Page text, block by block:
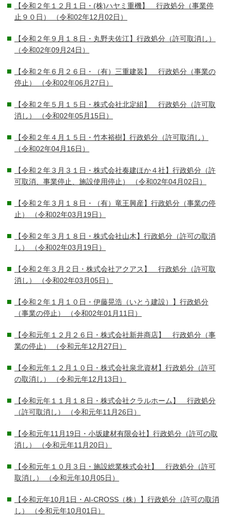
【令和２年１２月１日・(株)ハヤミ重機】 行政処分（事業停
止９０日）
（令和02年12月02日）
【令和２年９月１８日・丸野夫佐江】行政処分（許可取消し）
（令和02年09月24日）
【令和２年６月２６日・（有）三重建装】 行政処分（事業の
停止）
（令和02年06月27日）
【令和２年５月１５日・株式会社北定組】 行政処分（許可取
消し）
（令和02年05月15日）
【令和２年４月１５日・竹本裕樹】行政処分（許可取消し）
（令和02年04月16日）
【令和２年３月３１日・株式会社奏建ほか４社】行政処分（許
可取消、事業停止、施設使用停止）
（令和02年04月02日）
【令和２年３月１８日・（有）竜王興産】行政処分（事業の停
止）
（令和02年03月19日）
【令和２年３月１８日・株式会社山木】行政処分（許可の取消
し）
（令和02年03月19日）
【令和２年３月２日・株式会社アクアス】 行政処分（許可取
消し）
（令和02年03月05日）
【令和２年１月１０日・伊藤晃浩（いとう建設）】行政処分
（事業の停止）
（令和02年01月11日）
【令和元年１２月２６日・株式会社新井商店】 行政処分（事
業の停止）
（令和元年12月27日）
【令和元年１２月１０日・株式会社泉北資材】行政処分（許可
の取消し）
（令和元年12月13日）
【令和元年１１月１８日・株式会社クラルホーム】 行政処分
（許可取消し）
（令和元年11月26日）
【令和元年11月19日・小坂建材有限会社】行政処分（許可の取
消し）
（令和元年11月20日）
【令和元年１０月３日・施設総業株式会社】 行政処分（許可
取消し）
（令和元年10月05日）
【令和元年10月1日・AI-CROSS（株）】行政処分（許可の取消
し）
（令和元年10月01日）